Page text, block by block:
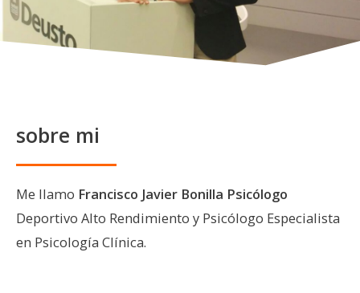
sobre mi
Me llamo Francisco Javier Bonilla Psicólogo
Deportivo Alto Rendimiento y Psicólogo Especialista
en Psicología Clínica.